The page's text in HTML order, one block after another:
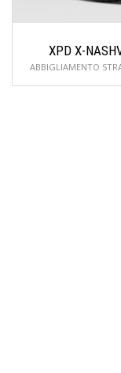
XPD X-
ABBIGLIAMENTO